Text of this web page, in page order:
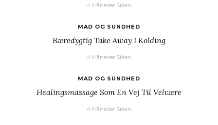
4 Måneder Siden
MAD OG SUNDHED
Bæredygtig Take Away I Kolding
4 Måneder Siden
MAD OG SUNDHED
Healingsmassage Som En Vej Til Velvære
4 Måneder Siden